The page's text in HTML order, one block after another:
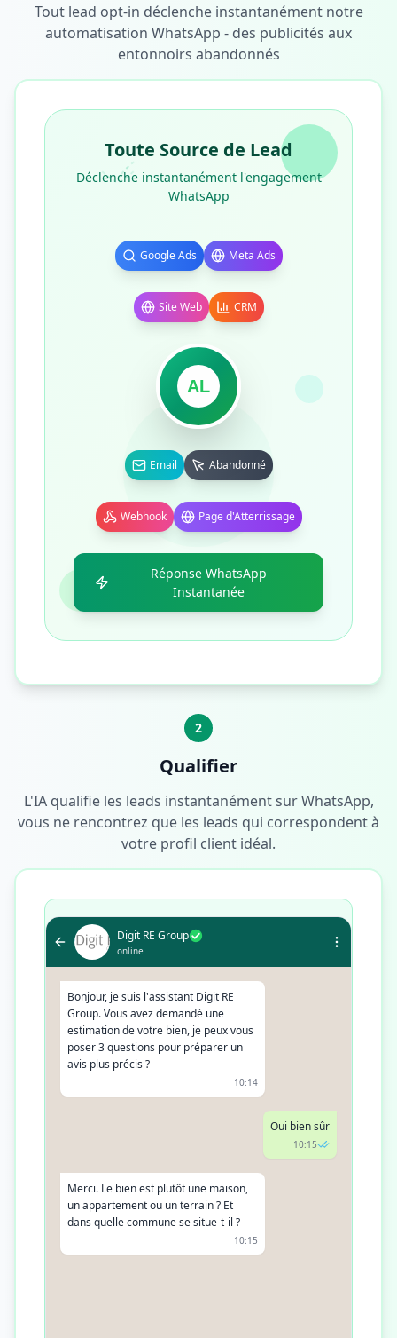
Tout lead opt-in déclenche instantanément notre
automatisation WhatsApp - des publicités aux
entonnoirs abandonnés
Toute Source de Lead
Déclenche instantanément l'engagement
WhatsApp
Google Ads Meta Ads
Site Web CRM
AL
Email Abandonné
Webhook Page d'Atterrissage
Réponse WhatsApp
Instantanée
2
Qualifier
L'IA qualifie les leads instantanément sur WhatsApp,
vous ne rencontrez que les leads qui correspondent à
votre profil client idéal.
Digit RE Group
online
Bonjour, je suis l'assistant Digit RE
Group. Vous avez demandé une
estimation de votre bien, je peux vous
poser 3 questions pour préparer un
avis plus précis ?
10:14
Oui bien sûr
10:15
Merci. Le bien est plutôt une maison,
un appartement ou un terrain ? Et
dans quelle commune se situe-t-il ?
10:15